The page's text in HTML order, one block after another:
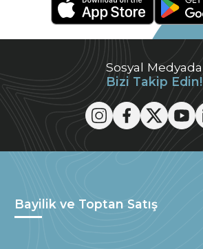
Sosyal Medyada
Bizi Takip Edin!
Bayilik ve Toptan Satış